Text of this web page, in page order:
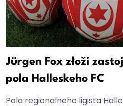
Jürgen Fox złoži
pola Halleskeho FC
Pola regionalneho ligista